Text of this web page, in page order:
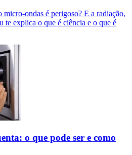
ondas é perigoso? E a radiação,
te explica o que é ciência e o que é
o que pode ser e como